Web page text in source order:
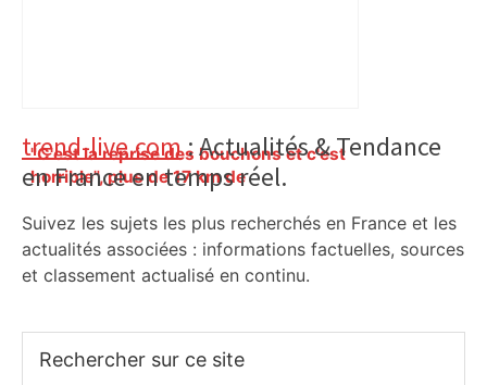
"C'est la reprise des bouchons et c'est
horrible", plus de 17 km de
jeudi matin, on vous donne les
secteurs à éviter – ladepeche.fr
Primary
Sidebar
trend-live.com: Actualités & Tendance
en France en temps réel.
Suivez les sujets les plus recherchés en France et les
actualités associées : informations factuelles, sources
et classement actualisé en continu.
sur